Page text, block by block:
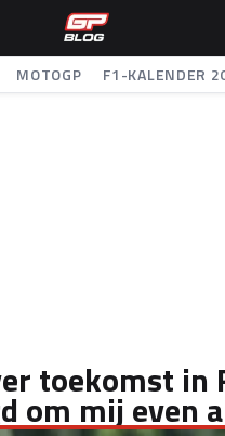
MOTOGP F1-KALENDER
toekomst in
om mij even